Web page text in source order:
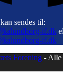
sendes til:
if.dk
if.dk
Forening - Alle